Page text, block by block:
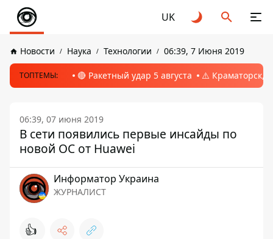
UK
Новости Наука Технологии 06:39, 7 Июня 2019
ТОПТЕМЫ: 🔴 Ракетный удар 5 августа ⚠️ Краматорск,
06:39, 07 июня 2019
В сети появились первые инсайды по
новой ОС от Huawei
Информатор Украина
ЖУРНАЛИСТ
👍